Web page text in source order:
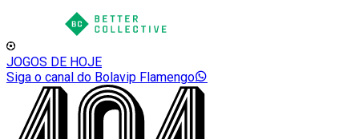
JOGOS DE HOJE
Siga o canal do Bolavip Flamengo